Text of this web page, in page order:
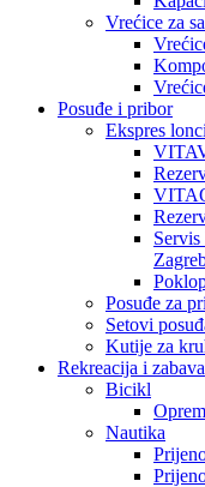
Vrećice za
Posuđe i pribor
Ekspres lonci
Posuđe za
Setovi
Kutije za
Rekreacija i zabava
Bicikl
Nautika